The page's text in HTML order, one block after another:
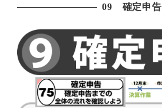
09 確定申告